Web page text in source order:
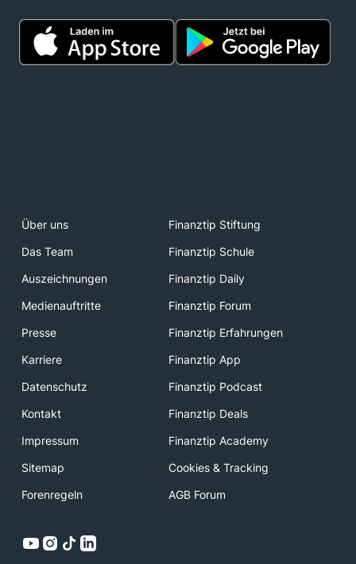
Über uns
Finanztip Stiftung
Das Team
Finanztip Schule
Auszeichnungen
Finanztip Daily
Medienauftritte
Finanztip Forum
Presse
Finanztip Erfahrungen
Karriere
Finanztip App
Datenschutz
Finanztip Podcast
Kontakt
Finanztip Deals
Impressum
Finanztip Academy
Sitemap
Cookies & Tracking
Forenregeln
AGB Forum